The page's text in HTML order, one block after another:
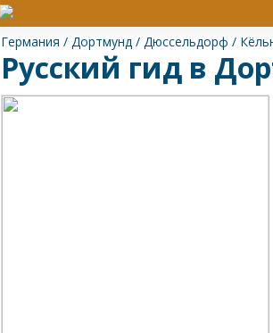
Германия / Дортмунд / Дюссельдорф /
Русский гид в